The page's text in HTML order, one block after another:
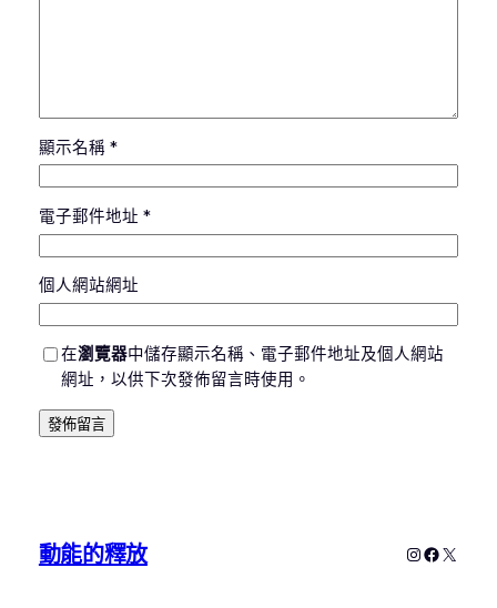
顯示名稱 *
電子郵件地址 *
個人網站網址
在瀏覽器中儲存顯示名稱、電子郵件地址及個人網站
網址，以供下次發佈留言時使用。
動能的釋放 Instagram
X